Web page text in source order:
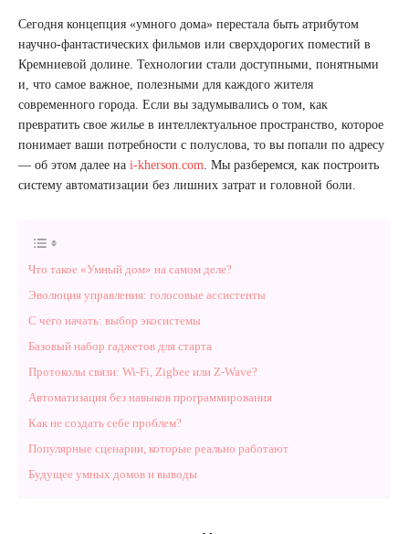
Сегодня концепция «умного дома» перестала быть атрибутом
научно-фантастических фильмов или сверхдорогих поместий в
Кремниевой долине. Технологии стали доступными, понятными
и, что самое важное, полезными для каждого жителя
современного города. Если вы задумывались о том, как
превратить свое жилье в интеллектуальное пространство, которое
понимает ваши потребности с полуслова, то вы попали по адресу
— об этом далее на i-kherson.com. Мы разберемся, как построить
систему автоматизации без лишних затрат и головной боли.
Что такое «Умный дом» на самом деле?
Эволюция управления: голосовые ассистенты
С чего начать: выбор экосистемы
Базовый набор гаджетов для старта
Протоколы связи: Wi-Fi, Zigbee или Z-Wave?
Автоматизация без навыков программирования
Как не создать себе проблем?
Популярные сценарии, которые реально работают
Будущее умных домов и выводы